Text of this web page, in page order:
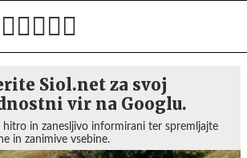
Siol.net za svoj
vir na Googlu.
hitro in zanesljivo informirani ter spremljajte
in zanimive vsebine.